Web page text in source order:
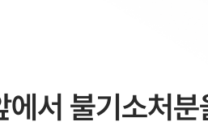
서 불기소처분